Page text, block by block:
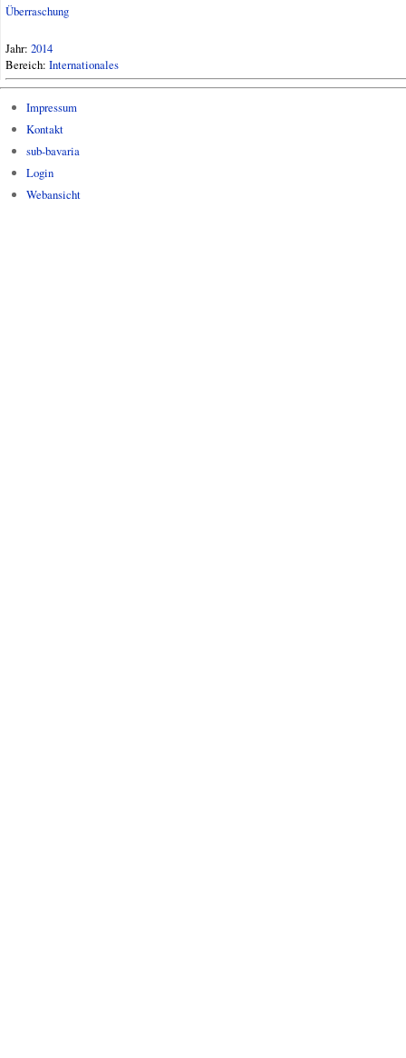
Überraschung
Jahr: 2014
Bereich: Internationales
Impressum
Kontakt
sub-bavaria
Login
Webansicht